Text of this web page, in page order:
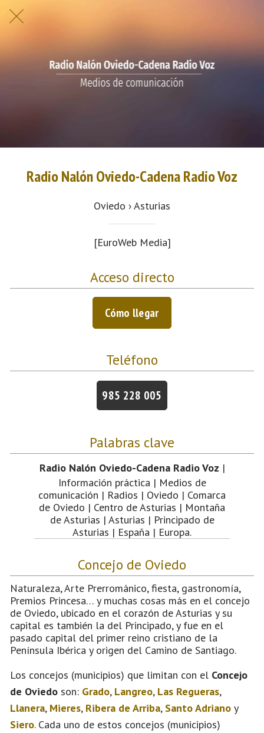
Radio Nalón Oviedo-Cadena Radio Voz
Oviedo › Asturias
[EuroWeb Media]
Acceso directo
Cómo llegar
Teléfono
985 228 005
Palabras clave
Radio Nalón Oviedo-Cadena Radio Voz |
Información práctica | Medios de
comunicación | Radios | Oviedo | Comarca
de Oviedo | Centro de Asturias | Montaña
de Asturias | Asturias | Principado de
Asturias | España | Europa.
Concejo de Oviedo
Naturaleza, Arte Prerrománico, fiesta, gastronomía,
Premios Princesa… y muchas cosas más en el concejo
de Oviedo, ubicado en el corazón de Asturias y su
capital es también la del Principado, y fue en el
pasado capital del primer reino cristiano de la
Península Ibérica y origen del Camino de Santiago.
Los concejos (municipios) que limitan con el Concejo
de Oviedo son: Grado, Langreo, Las Regueras,
Llanera, Mieres, Ribera de Arriba, Santo Adriano y
Siero. Cada uno de estos concejos (municipios)